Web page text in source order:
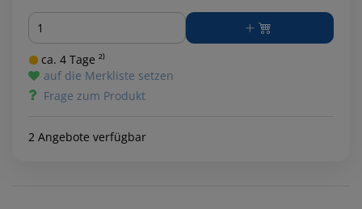
Menge
ca. 4 Tage ²⁾
auf die Merkliste setzen
Frage zum Produkt
2 Angebote verfügbar